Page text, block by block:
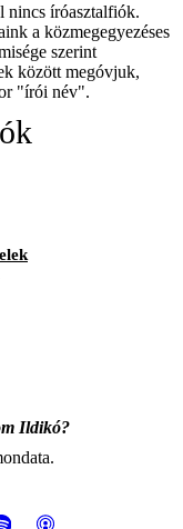
nincs íróasztalfiók.
a közmegegyezéses
szerint
között megóvjuk,
"írói név".
Ildikó?